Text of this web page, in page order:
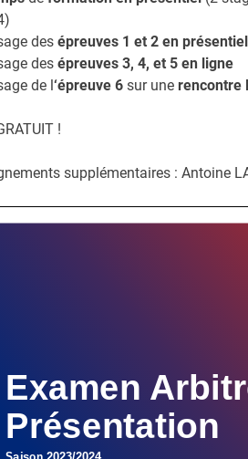
des épreuves 1 et 2 en
desépreuves 3, 4, et 5 en ligne
de l‘épreuve 6 sur unerencontre
!
supplémentaires : Antoine